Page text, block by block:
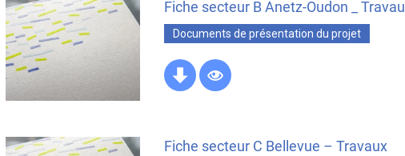
Fiche secteur B Anetz-Oudon _
Documents de présentation du projet
Fiche secteur C Bellevue – Travaux